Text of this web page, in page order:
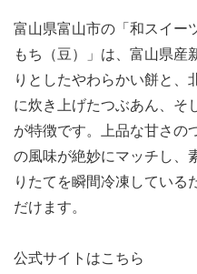
富山県富山市の「和スイー
もち（豆）」は、富山県産
りとしたやわらかい餅と、
に炊き上げたつぶあん、そ
が特徴です。上品な甘さの
の風味が絶妙にマッチし、
りたてを瞬間冷凍している
だけます。
公式サイトはこちら